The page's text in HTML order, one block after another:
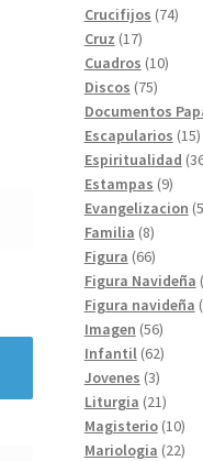
Crucifijos 7474
Cruz 1717
productos
Cuadros 1010
Discos 7575
Documentos
Escapularios 1515
Espiritualidad
Estampas 99
Evangelizacion 5
Familia 88
Figura 6666
Figura Navideña
Figura navideña
Imagen 5656
Infantil 6262
Jovenes 33
Liturgia 2121
Magisterio 1010
Mariologia 2222